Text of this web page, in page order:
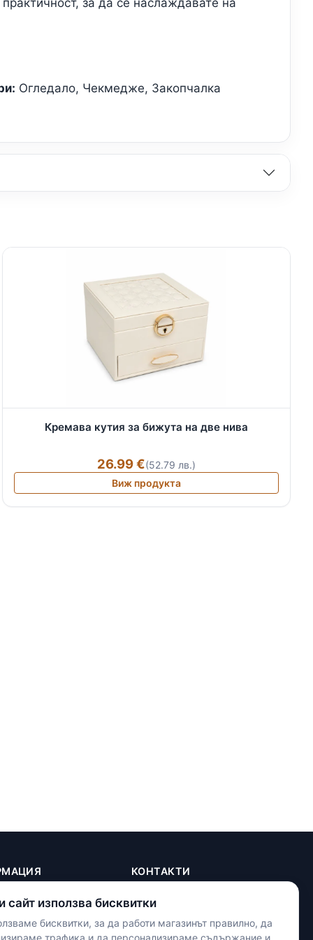
Огледало, Чекмедже, Закопчалка
Кремава кутия за бижута на две нива
26.99 €(52.79 лв.)
Виж продукта
КОНТАКТИ
улица Панайот Волов 42,
сайт използва бисквитки
бисквитки, за да работи магазинът правилно, да
трафика и да персонализираме съдържание и